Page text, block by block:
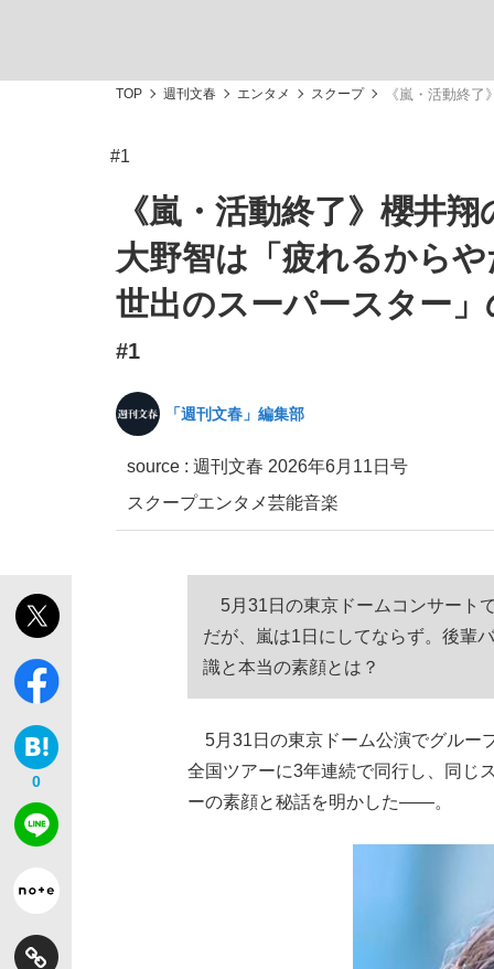
TOP 週刊文春 エンタメ スクープ 《嵐・活動終
#1
《嵐・活動終了》櫻井
大野智は「疲れるから
世出のスーパースター
#1
「週刊文春」編集部
source : 週刊文春 2026年6月11日号
スクープエンタメ芸能音楽
0
5月31日の東京ドームコンサート
だが、嵐は1日にしてならず。後輩
識と本当の素顔とは？
5月31日の東京ドーム公演でグルー
全国ツアーに3年連続で同行し、同じ
ーの素顔と秘話を明かした――。